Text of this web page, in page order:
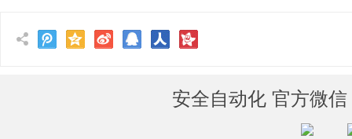
安全自动化 官方微